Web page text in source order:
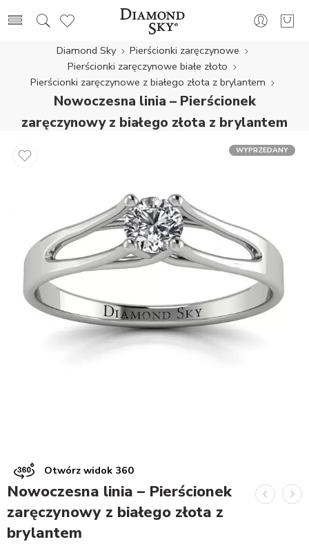
Diamond Sky
Pierścionki zaręczynowe
Pierścionki zaręczynowe białe złoto
Pierścionki zaręczynowe z białego złota z brylantem
Nowoczesna linia – Pierścionek
zaręczynowy z białego złota z brylantem
WYPRZEDANY
Otwórz widok 360
Nowoczesna linia – Pierścionek
zaręczynowy z białego złota z
brylantem